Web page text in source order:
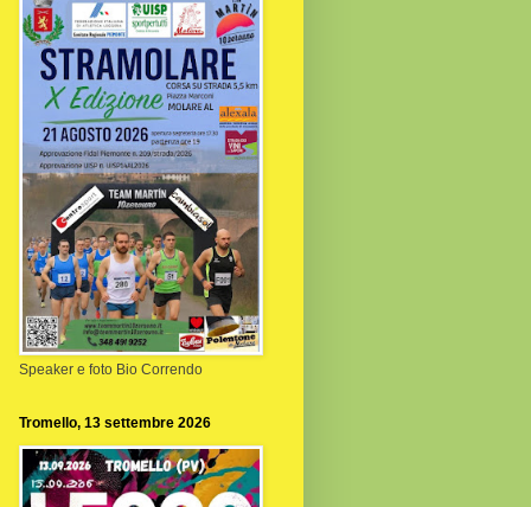
Speaker e foto Bio Correndo
Tromello, 13 settembre 2026